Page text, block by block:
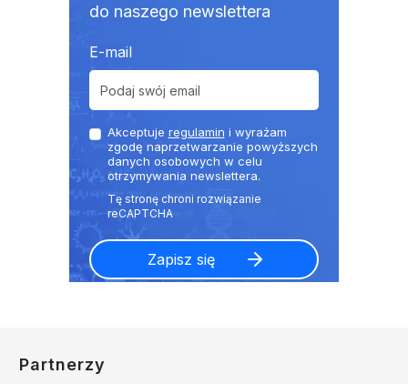
do naszego newslettera
E-mail
Akceptuje regulamin i wyrażam
zgodę naprzetwarzanie powyższych
danych osobowych w celu
otrzymywania newslettera.
Partnerzy